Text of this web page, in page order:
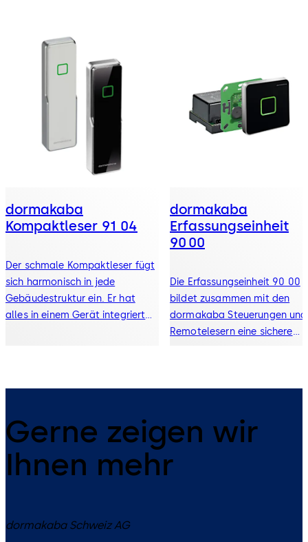
dormakaba
Kompaktleser 91 04
Der schmale Kompaktleser fügt
sich harmonisch in jede
Gebäudestruktur ein. Er hat
alles in einem Gerät integriert
dormakaba
Erfassungseinheit
90 00
Die Erfassungseinheit 90 00
bildet zusammen mit den
dormakaba Steuerungen und
Remotelesern eine sichere
Zutrittsentscheidung.
Gerne zeigen wir
Ihnen mehr
dormakaba Schweiz AG